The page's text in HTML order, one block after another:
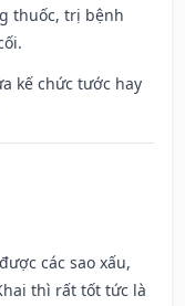
thuốc, trị bệnh
kế chức tước hay
các sao xấu,
thì rất tốt tức là